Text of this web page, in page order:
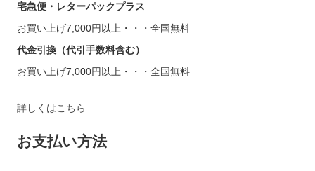
宅急便・レターパックプラス
お買い上げ7,000円以上・・・全国無料
代金引換（代引手数料含む）
お買い上げ7,000円以上・・・全国無料
詳しくはこちら
お支払い方法